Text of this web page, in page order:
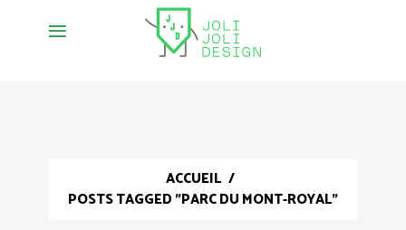
ACCUEIL /
POSTS TAGGED "PARC DU MONT-ROYAL"